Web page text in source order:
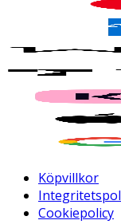
Köpvillkor
Cookiepolicy